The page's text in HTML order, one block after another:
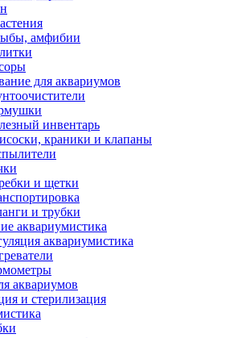
амфибии
для аквариумов
инвентарь
краники и клапаны
и щетки
и трубки
аквариумистика
аквариумистика
аквариумов
и стерилизация